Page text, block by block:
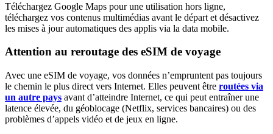
Téléchargez Google Maps pour une utilisation hors ligne,
téléchargez vos contenus multimédias avant le départ et désactivez
les mises à jour automatiques des applis via la data mobile.
Attention au reroutage des eSIM de voyage
Avec une eSIM de voyage, vos données n’empruntent pas toujours
le chemin le plus direct vers Internet. Elles peuvent être routées via
un autre pays avant d’atteindre Internet, ce qui peut entraîner une
latence élevée, du géoblocage (Netflix, services bancaires) ou des
problèmes d’appels vidéo et de jeux en ligne.